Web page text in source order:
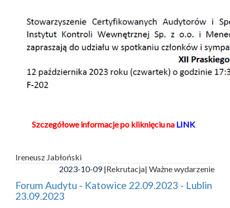
Szczegółowe informacje po kliknięciu na LINK
Ireneusz Jabłoński
2023-10-09 |Rekrutacja| Ważne wydarzenie
Forum Audytu - Katowice 22.09.2023 - Lublin
23.09.2023